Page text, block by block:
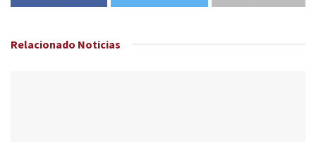
Relacionado Noticias